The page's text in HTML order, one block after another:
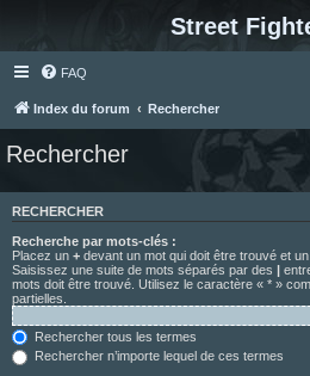
Street
FAQ
Index du forum Rechercher
Rechercher
RECHERCHER
Recherche par mots-clés :
Placez un + devant un mot qui doit être trouvé et un
Saisissez une suite de mots séparés par des |
mots doit être trouvé. Utilisez le caractère « * »
partielles.
Rechercher tous les termes
Rechercher n’importe lequel de ces termes